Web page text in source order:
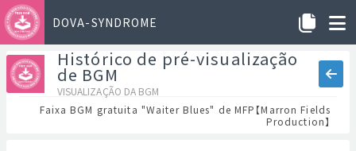
DOVA-SYNDROME
Histórico de pré-visualização
de BGM
VISUALIZAÇÃO DA BGM
Faixa BGM gratuita "Waiter Blues" de MFP【Marron Fields
Production】